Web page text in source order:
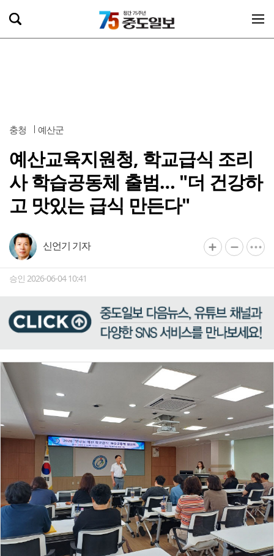
충청 예산군
예산교육지원청, 학교급식 조리
사 학습공동체 출범… "더 건강하
고 맛있는 급식 만든다"
신언기 기자
승인 2026-06-04 10:41